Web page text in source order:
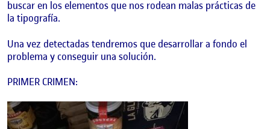
buscar en los elementos que nos rodean malas prácticas de
la tipografía.
Una vez detectadas tendremos que desarrollar a fondo el
problema y conseguir una solución.
PRIMER CRIMEN: